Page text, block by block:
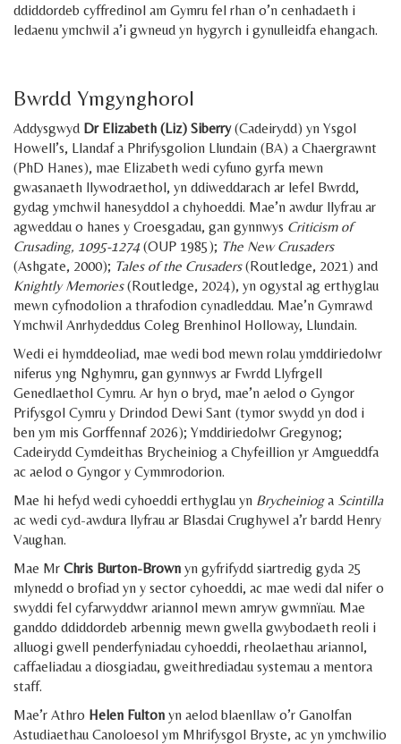
ddiddordeb cyffredinol am Gymru fel rhan o’n cenhadaeth i
ledaenu ymchwil a’i gwneud yn hygyrch i gynulleidfa ehangach.
Bwrdd Ymgynghorol
Addysgwyd Dr Elizabeth (Liz) Siberry(Cadeirydd) yn Ysgol
Howell’s, Llandaf a Phrifysgolion Llundain (BA) a Chaergrawnt
(PhD Hanes), mae Elizabeth wedi cyfuno gyrfa mewn
gwasanaeth llywodraethol, yn ddiweddarach ar lefel Bwrdd,
gydag ymchwil hanesyddol a chyhoeddi. Mae’n awdur llyfrau ar
agweddau o hanes y Croesgadau, gan gynnwys Criticism of
Crusading, 1095-1274(OUP 1985); The New Crusaders
(Ashgate, 2000); Tales of the Crusaders(Routledge, 2021) and
Knightly Memories(Routledge, 2024), yn ogystal ag erthyglau
mewn cyfnodolion a thrafodion cynadleddau. Mae’n Gymrawd
Ymchwil Anrhydeddus Coleg Brenhinol Holloway, Llundain.
Wedi ei hymddeoliad, mae wedi bod mewn rolau ymddiriedolwr
niferus yng Nghymru, gan gynnwys ar Fwrdd Llyfrgell
Genedlaethol Cymru. Ar hyn o bryd, mae’n aelod o Gyngor
Prifysgol Cymru y Drindod Dewi Sant (tymor swydd yn dod i
ben ym mis Gorffennaf 2026); Ymddiriedolwr Gregynog;
Cadeirydd Cymdeithas Brycheiniog a Chyfeillion yr Amgueddfa
ac aelod o Gyngor y Cymmrodorion.
Mae hi hefyd wedi cyhoeddi erthyglau yn Brycheinioga Scintilla
ac wedi cyd-awdura llyfrau ar Blasdai Crughywel a’r bardd Henry
Vaughan.
Mae Mr Chris Burton-Brown yn gyfrifydd siartredig gyda 25
mlynedd o brofiad yn y sector cyhoeddi, ac mae wedi dal nifer o
swyddi fel cyfarwyddwr ariannol mewn amryw gwmnïau. Mae
ganddo ddiddordeb arbennig mewn gwella gwybodaeth reoli i
alluogi gwell penderfyniadau cyhoeddi, rheolaethau ariannol,
caffaeliadau a diosgiadau, gweithrediadau systemau a mentora
staff.
Mae’r Athro Helen Fulton yn aelod blaenllaw o’r Ganolfan
Astudiaethau Canoloesol ym Mhrifysgol Bryste, ac yn ymchwilio